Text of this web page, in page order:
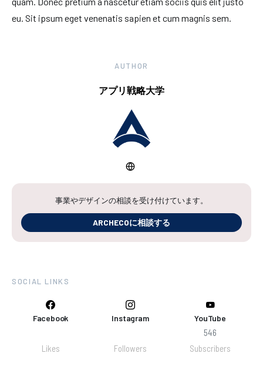
eu. Sit ipsum eget venenatis sapien et cum magnis sem.
AUTHOR
アプリ戦略大学
事業やデザインの相談を受け付けています。
ARCHECOに相談する
SOCIAL LINKS
Facebook
Likes
Instagram
Followers
YouTube
546
Subscribers